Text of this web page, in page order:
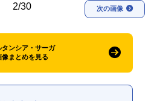
FOLLOW US
2/30 次の画像
タンシア・サーガ
像まとめを見る